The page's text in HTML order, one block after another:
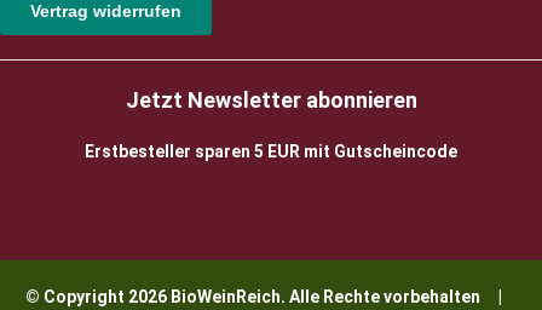
Vertrag widerrufen
Jetzt Newsletter abonnieren
Erstbesteller sparen 5 EUR mit Gutscheincode
© Copyright 2026 BioWeinReich. Alle Rechte vorbehalten |